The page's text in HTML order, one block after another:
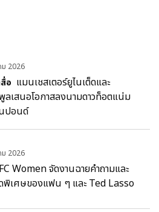
ม 2026
อ แมนเชสเตอร์ยูไนเต็ดและ
ลเสนอโอกาสลงนามดาวท็อตแน่ม
ปอนด์
ม 2026
Women จัดงานฉายคำถามและ
พิเศษของแฟน ๆ และ Ted Lasso